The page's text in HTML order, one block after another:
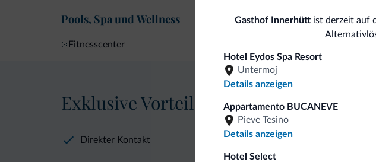
Pools, Spa und Wellness
Fitnesscenter
Internet
Gasthof Innerhüttist derzeit auf
Hotel Eydos Spa Resort
Untermoj
Details anzeigen
Appartamento BUCANEVE
Pieve Tesino
Details anzeigen
Hotel Select
Exklusive Vorteile von Dolomiti.it
Direkter Kontakt